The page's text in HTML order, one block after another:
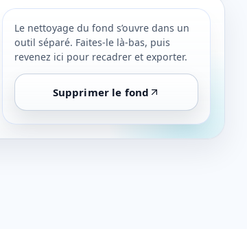
Le nettoyage du fond s’ouvre dans un
outil séparé. Faites-le là-bas, puis
revenez ici pour recadrer et exporter.
Supprimer le fond